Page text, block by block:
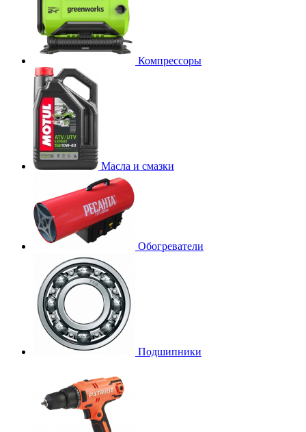
Компрессоры
Масла и смазки
Обогреватели
Подшипники